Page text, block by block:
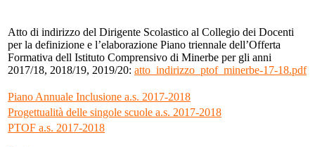
Atto di indirizzo del Dirigente Scolastico al Collegio dei Docenti
per la definizione e l’elaborazione Piano triennale dell’Offerta
Formativa dell Istituto Comprensivo di Minerbe per gli anni
2017/18, 2018/19, 2019/20: atto_indirizzo_ptof_minerbe-17-18.pdf
Piano Annuale Inclusione a.s. 2017-2018
Progettualità delle singole scuole a.s. 2017-2018
PTOF a.s. 2017-2018